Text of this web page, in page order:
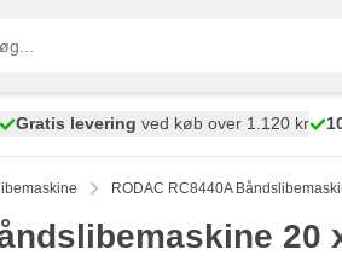
Gratis levering ved køb over 1.120 kr
RODAC RC8440A
20